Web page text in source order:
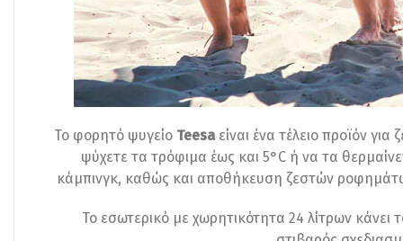
Το φορητό ψυγείο Teesaείναι ένα τέλειο προϊόν
ψύχετε τα τρόφιμα έως και 5°C ή να τα
κάμπινγκ, καθώς και αποθήκευση ζεστών
Το εσωτερικό με χωρητικότητα 24 λίτρων